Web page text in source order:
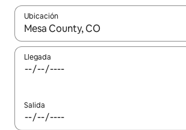
Ubicación
Cuando los resultados estén
Llegada
Salida